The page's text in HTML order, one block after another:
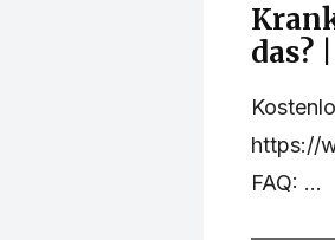
das?
https://
FAQ: ...